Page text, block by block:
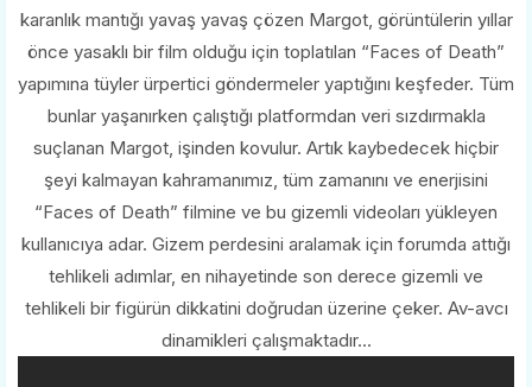
karanlık mantığı yavaş yavaş çözen Margot, görüntülerin yıllar
önce yasaklı bir film olduğu için toplatılan “Faces of Death”
yapımına tüyler ürpertici göndermeler yaptığını keşfeder. Tüm
bunlar yaşanırken çalıştığı platformdan veri sızdırmakla
suçlanan Margot, işinden kovulur. Artık kaybedecek hiçbir
şeyi kalmayan kahramanımız, tüm zamanını ve enerjisini
“Faces of Death” filmine ve bu gizemli videoları yükleyen
kullanıcıya adar. Gizem perdesini aralamak için forumda attığı
tehlikeli adımlar, en nihayetinde son derece gizemli ve
tehlikeli bir figürün dikkatini doğrudan üzerine çeker. Av-avcı
dinamikleri çalışmaktadır...